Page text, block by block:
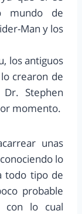
mundo de
Man y los
los antiguos
crearon de
Stephen
momento.
unas
lo
todo tipo de
probable
con lo cual